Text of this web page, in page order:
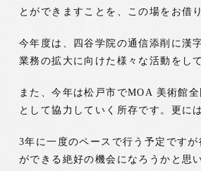
とができますことを、この場をお借
今年度は、四谷学院の通信添削に漢
業務の拡大に向けた様々な活動をし
また、今年は松戸市でMOA 美術館
として協力していく所存です。更に
3年に一度のペースで行う予定です
ができる絶好の機会になろうかと思